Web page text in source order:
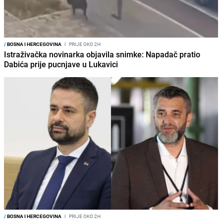
/BOSNA I HERCEGOVINA I PRIJE OKO 2H
Istraživačka novinarka objavila snimke: Napadač pratio
Dabića prije pucnjave u Lukavici
/BOSNA I HERCEGOVINA I PRIJE OKO 2H